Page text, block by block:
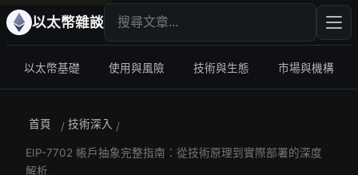
以太幣雜談 搜尋文章 輸入
以太幣基礎 使用與風險 技術與生態 市場與機構
首頁 / 技術深入 /
EIP-7702 帳戶抽象完整指南：從技術原理到實際部署的深度
解析